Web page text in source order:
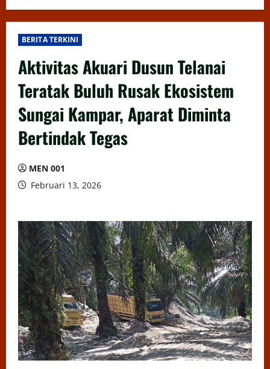
BERITA TERKINI
Aktivitas Akuari Dusun Telanai
Teratak Buluh Rusak Ekosistem
Sungai Kampar, Aparat Diminta
Bertindak Tegas
MEN 001
Februari 13, 2026